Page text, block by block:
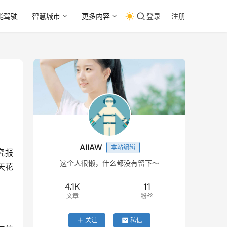
驾驶 智慧城市 更多内容 登录 注册
报
花
AIIAW 本站编辑
这个人很懒，什么都没有留下～
4.1K
文章
11
粉丝
关注 私信